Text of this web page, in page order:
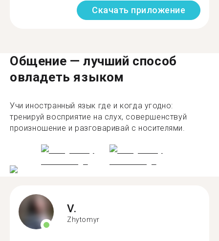
Скачать приложение
Общение — лучший способ
овладеть языком
Учи иностранный язык где и когда угодно:
тренируй восприятие на слух, совершенствуй
произношение и разговаривай с носителями.
V.
Zhytomyr